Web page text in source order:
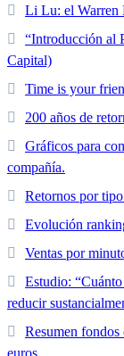
Li Lu: el Warren
“Introducción al
Capital)
Time is your
200 años de
Gráficos para
compañía.
Retornos por
Evolución
Ventas por
Estudio:
reducir
Resumen